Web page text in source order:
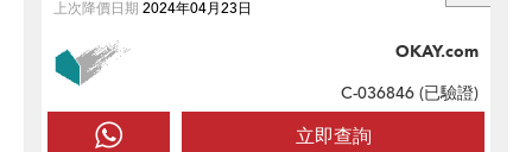
立即查詢
OKAY.com
C-036846 (已驗證)
上次降價日期 2024年04月23日